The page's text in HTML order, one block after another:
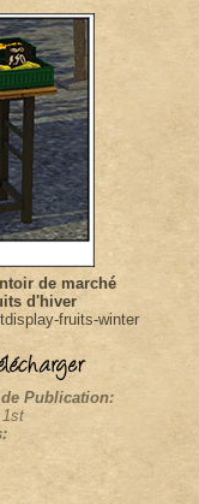
de marché
d'hiver
fruits-winter
de Publication: